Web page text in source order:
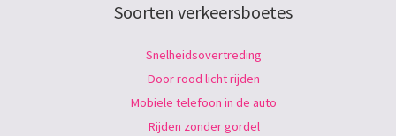
Soorten verkeersboetes
Snelheidsovertreding
Door rood licht rijden
Mobiele telefoon in de auto
Rijden zonder gordel